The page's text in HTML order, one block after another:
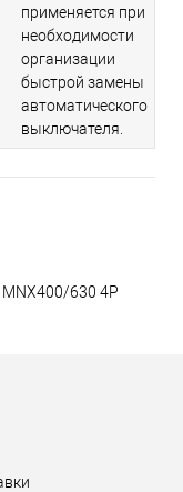
применяется при
необходимости
организации
быстрой замены
автоматического
выключателя.
630 4P